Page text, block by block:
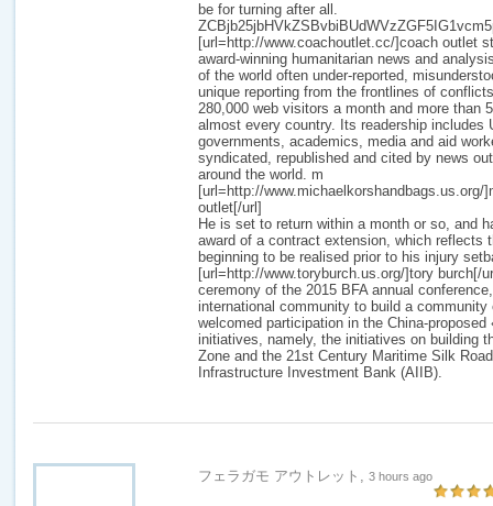
be for turning after all.
[url=http://www.coachoutlet.cc/]coach outlet
award-winning humanitarian news and
of the world often under-reported,
unique reporting from the frontlines of
280,000 web visitors a month and more than
almost every country. Its readership includes
governments, academics, media and aid
syndicated, republished and cited by news
around the world. m
[url=http://www.michaelkorshandbags.us.org/
outlet[/url]
He is set to return within a month or so, and
award of a contract extension, which reflects
beginning to be realised prior to his injury
[url=http://www.toryburch.us.org/]tory burch[/
ceremony of the 2015 BFA annual
international community to build a
welcomed participation in the China-proposed
initiatives, namely, the initiatives on building
Zone and the 21st Century Maritime Silk
Infrastructure Investment Bank (AIIB).
フェラガモ アウトレット, 3 hours ago